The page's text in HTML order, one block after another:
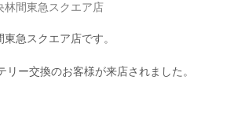
林間東急スクエア店
急スクエア店です。
ー交換のお客様が来店されました。